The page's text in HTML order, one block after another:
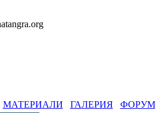
МАТЕРИАЛИ ГАЛЕРИЯ ФОРУМ